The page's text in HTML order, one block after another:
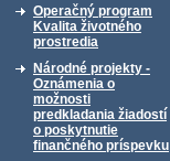
Operačný program
Kvalita životného
prostredia
Národné projekty -
Oznámenia o
možnosti
predkladania žiadostí
o poskytnutie
finančného príspevku